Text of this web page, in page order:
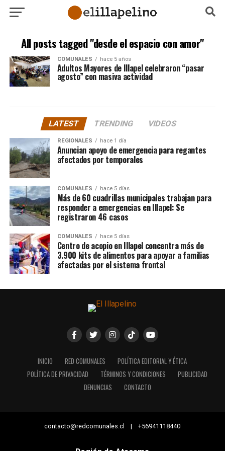
All posts tagged "desde el espacio con amor"
COMUNALES hace 5 años
Adultos Mayores de Illapel celebraron “pasar
agosto” con masiva actividad
LATEST TRENDING VIDEOS
REGIONALES hace 1 día
Anuncian apoyo de emergencia para regantes
afectados por temporales
COMUNALES hace 5 días
Más de 60 cuadrillas municipales trabajan para
responder a emergencias en Illapel: Se
registraron 46 casos
COMUNALES hace 5 días
Centro de acopio en Illapel concentra más de
3.900 kits de alimentos para apoyar a familias
afectadas por el sistema frontal
INICIO RED COMUNALES
POLÍTICA EDITORIAL Y ÉTICA
POLÍTICA DE PRIVACIDAD
TÉRMINOS Y CONDICIONES
PUBLICIDAD
DENUNCIAS
CONTACTO
contacto@redcomunales.cl | +56941118440